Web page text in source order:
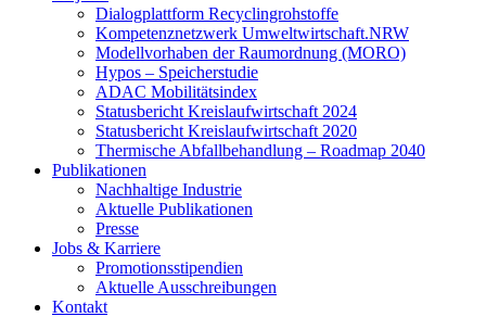
Dialogplattform Recyclingrohstoffe
Kompetenznetzwerk Umweltwirtschaft.NRW
Modellvorhaben der Raumordnung (MORO)
Hypos – Speicherstudie
ADAC Mobilitätsindex
Statusbericht Kreislaufwirtschaft 2024
Statusbericht Kreislaufwirtschaft 2020
Thermische Abfallbehandlung – Roadmap 2040
Publikationen
Nachhaltige Industrie
Aktuelle Publikationen
Presse
Jobs & Karriere
Promotionsstipendien
Aktuelle Ausschreibungen
Kontakt